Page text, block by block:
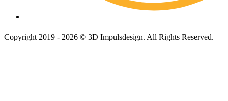
Copyright 2019 - 2026 © 3D Impulsdesign. All Rights Reserved.